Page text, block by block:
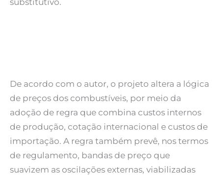
substitutivo.
De acordo com o autor, o projeto altera a lógica
de preços dos combustíveis, por meio da
adoção de regra que combina custos internos
de produção, cotação internacional e custos de
importação. A regra também prevê, nos termos
de regulamento, bandas de preço que
suavizem as oscilações externas, viabilizadas